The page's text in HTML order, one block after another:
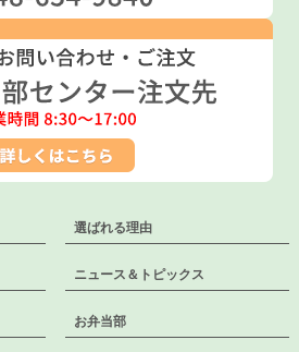
選ばれる理由
ニュース＆トピックス
お弁当部